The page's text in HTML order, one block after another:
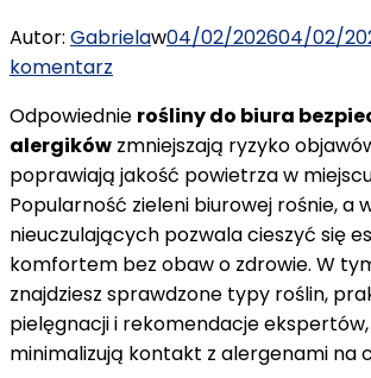
Autor: Gabrielaw04/02/202604/02/
komentarz
Rośliny
do
biura
bezpieczne
dla
alergików
–
najlepsze
gatunki
Odpowiednie rośliny do biura
alergików zmniejszają ryzyko
poprawiają jakość powietrza w
Popularność zieleni biurowej rośnie, a
nieuczulających pozwala cieszyć się
komfortem bez obaw o zdrowie. W
znajdziesz sprawdzone typy roślin,
pielęgnacji i rekomendacje
minimalizują kontakt z alergenami na